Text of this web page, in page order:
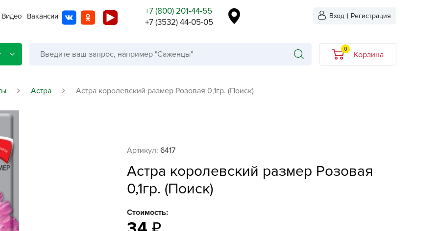
Видео Вакансии
+7 (800) 201-44-55
+7 (3532) 44-05-05
Вход | Регистрация
Бренды
ALT
0
Корзина
Астра Астра королевский размер Розовая 0,1гр. (Поиск)
Артикул: 6417
Астра королевский размер Розовая
0,1гр. (Поиск)
Стоимость: